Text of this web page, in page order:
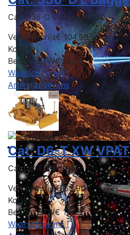
Cat: 336-D L Bagger 1:50
Verkoopprijs€ 104,96
Korting
Bedrag BTW€ 18,22
Waarschuw mij !
Artikelgegevens
Cat: D6-T XW VPAT
Cat:D6-T XW VPAT
Verkoopprijs€ 69,90
Korting
Bedrag BTW€ 12,13
Waarschuw mij !